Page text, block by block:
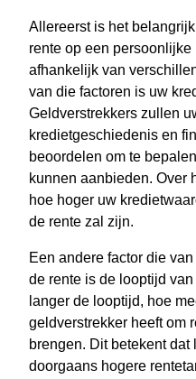
Allereerst is het
rente op een
afhankelijk van
van die factoren is uw
Geldverstrekkers zullen
kredietgeschiedenis en
beoordelen om te
kunnen aanbieden. Over
hoe hoger uw
de rente zal zijn.
Een andere factor die
de rente is de looptijd
langer de looptijd, hoe
geldverstrekker heeft om
brengen. Dit betekent
doorgaans hogere